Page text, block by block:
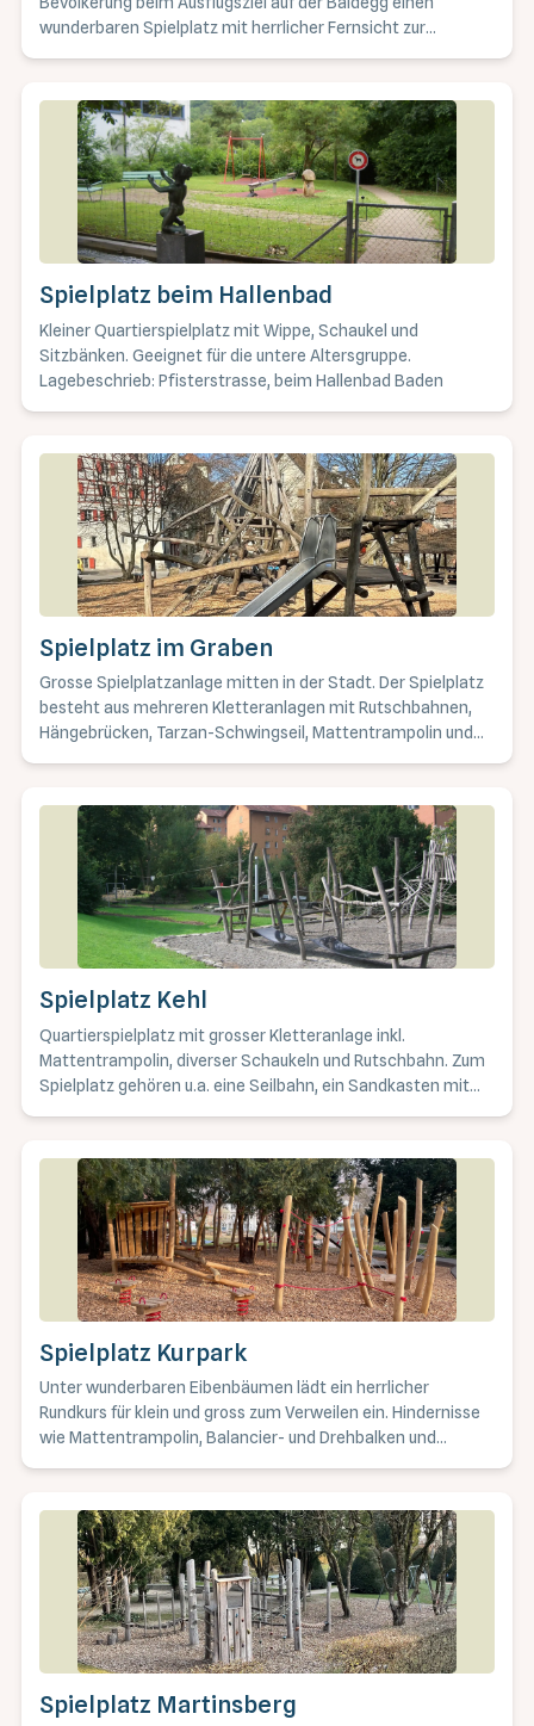
wunderbaren Spielplatz mit herrlicher Fernsicht zur
Kinderschaukel und ein Kletterhaus mit Rutschbahn. Aus
dem Adlerhorst hast du den Gesamtüberblick. Schöne
Holzfiguren runden diesen Spielplatz ab. Lagebeschrieb:
Neben den Restaurant Baldegg, erreichbar mit Bus Linie 5
Richtung Baldegg
Spielplatz beim Hallenbad
Kleiner Quartierspielplatz mit Wippe, Schaukel und
Sitzbänken. Geeignet für die untere Altersgruppe.
Lagebeschrieb: Pfisterstrasse, beim Hallenbad Baden
Spielplatz im Graben
Grosse Spielplatzanlage mitten in der Stadt. Der Spielplatz
besteht aus mehreren Kletteranlagen mit Rutschbahnen,
Hängebrücken, Tarzan-Schwingseil, Mattentrampolin und
unterirdische Gänge zu entdecken. Ferner kann ein kleines
Kunstrasenfussballfeld genutzt werden. Neben diversen,
zum Teil gedeckten Sitzgelegenheiten, steht auf
Voranmeldung ebenfalls eine Feuerstelle mit Rost zur
Verfügung. Spielplatz Graben Grillreglement Lagebeschrieb:
Grabenstrasse, rechts auf dem Weg zur Holzbrücke
Spielplatz Kehl
Quartierspielplatz mit grosser Kletteranlage inkl.
Mattentrampolin, diverser Schaukeln und Rutschbahn. Zum
Spielplatz gehören u.a. eine Seilbahn, ein Sandkasten mit
Feuerstelle mit Rost zur Verfügung. Geeignet für alle
Altersgruppen. Lagebeschrieb: Kehlstrasse, erreichbar mit
Bus Linie 9 Richtung Alterszentrum, Haltestelle Spitalmatt
Spielplatz Kurpark
Unter wunderbaren Eibenbäumen lädt ein herrlicher
Rundkurs für klein und gross zum Verweilen ein. Hindernisse
wie Mattentrampolin, Balancier- und Drehbalken und
Bank und Tisch erholen, bevor es dann weiter geht im
Parcours. Vom Wackelbrett über Kerben im Rundholz
gelangt man mit ein wenig Kletterei auf die Rutschbahn.
Lagebeschrieb: Parkstrasse, innerhalb Kurpark, hinter dem
Grand Casino Baden
Spielplatz Martinsberg